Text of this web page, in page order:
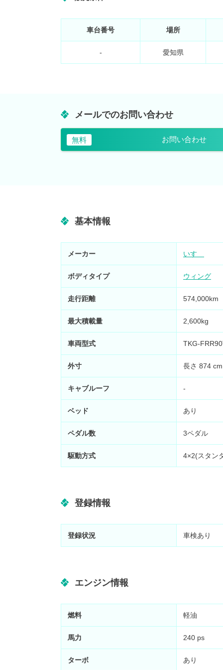
車台番号 場所
- 愛知県
メールでのお問い合わせ
無料 お問い合わせ
基本情報
メーカー いすゞ
ボディタイプ ウィング
走行距離 574,000km
最大積載量 2,600kg
車両型式 TKG-
外寸 長さ 874
キャブルーフ -
ベッド あり
ペダル数 3ペダル
駆動方式 4×2(スタン
登録情報
登録状況 車検あり
エンジン情報
燃料 軽油
馬力 240 ps
ターボ あり